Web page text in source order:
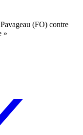
(FO) contre
»